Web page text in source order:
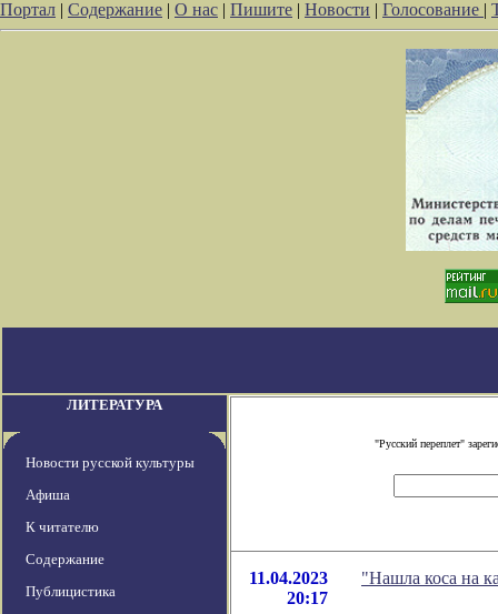
Портал | Содержание | О нас | Пишите | Новости | Голосование |
ЛИТЕРАТУРА
Новости русской культуры
Афиша
К читателю
Содержание
Публицистика
"Русский переплет"
11.04.2023
20:17
"Нашла коса на